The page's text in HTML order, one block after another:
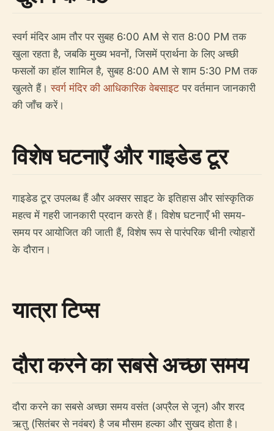
स्वर्ग मंदिर आम तौर पर सुबह 6:00 AM से रात 8:00 PM तक
खुला रहता है, जबकि मुख्य भवनों, जिसमें प्रार्थना के लिए अच्छी
फसलों का हॉल शामिल है, सुबह 8:00 AM से शाम 5:30 PM तक
खुलते हैं।स्वर्ग मंदिर की आधिकारिक वेबसाइट पर वर्तमान जानकारी
की जाँच करें।
विशेष घटनाएँ और गाइडेड टूर
गाइडेड टूर उपलब्ध हैं और अक्सर साइट के इतिहास और सांस्कृतिक
महत्व में गहरी जानकारी प्रदान करते हैं। विशेष घटनाएँ भी समय-
समय पर आयोजित की जाती हैं, विशेष रूप से पारंपरिक चीनी त्योहारों
के दौरान।
यात्रा टिप्स
दौरा करने का सबसे अच्छा समय
दौरा करने का सबसे अच्छा समय वसंत (अप्रैल से जून) और शरद
ऋतु (सितंबर से नवंबर) है जब मौसम हल्का और सुखद होता है।